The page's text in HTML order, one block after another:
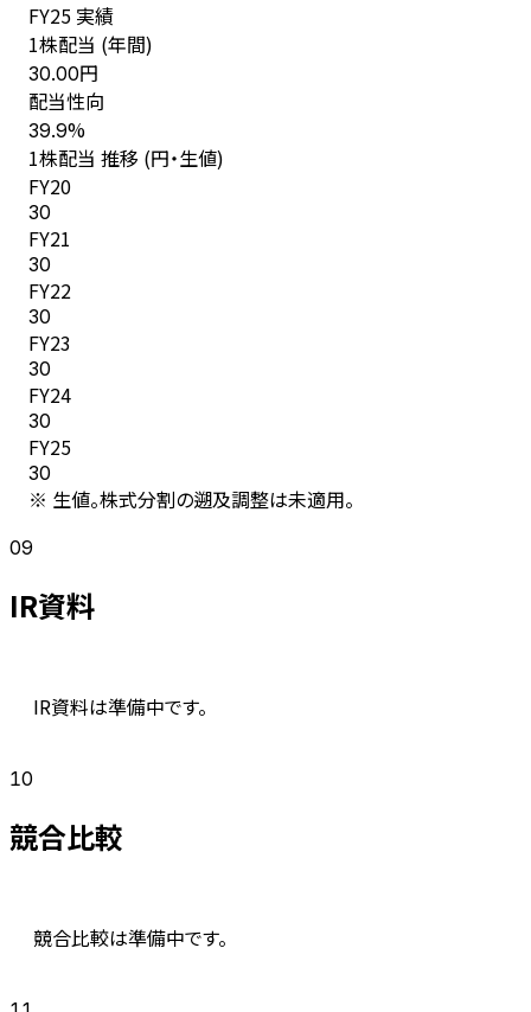
FY25 実績
1株配当 (年間)
30.00円
配当性向
39.9%
1株配当 推移 (円・生値)
FY20
30
FY21
30
FY22
30
FY23
30
FY24
30
FY25
30
※ 生値。株式分割の遡及調整は未適用。
09
IR資料
IR資料は準備中です。
10
競合比較
競合比較は準備中です。